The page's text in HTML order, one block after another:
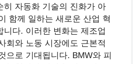
히 자동화 기술의 진화가 아
함께 일하는 새로운 산업 혁
니다. 이러한 변화는 제조업
회와 노동 시장에도 근본적
으로 기대됩니다. BMW와 피